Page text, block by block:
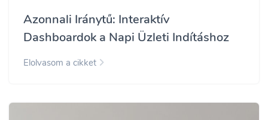
Azonnali Iránytű: Interaktív
Dashboardok a Napi Üzleti Indításhoz
Elolvasom a cikket